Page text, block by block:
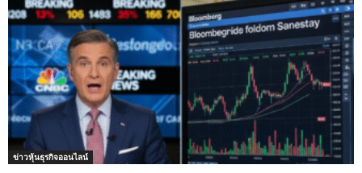
ข่าวหุ้นธุรกิจออนไลน์